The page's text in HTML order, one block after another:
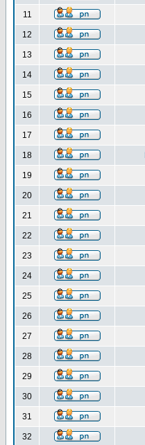
11
12
13
14
15
16
17
18
19
20
21
22
23
24
25
26
27
28
29
30
31
32